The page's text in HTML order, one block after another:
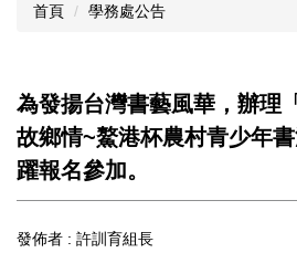
首頁 學務處公告
為發揚台灣書藝風華，辦理
故鄉情~鰲港杯農村青少年
躍報名參加。
發佈者 : 許訓育組長